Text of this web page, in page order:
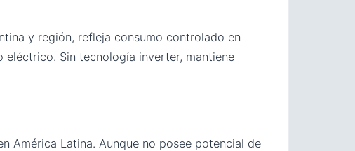
y región, refleja consumo controlado en
Sin tecnología inverter, mantiene
América Latina. Aunque no posee potencial de